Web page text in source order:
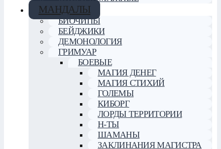
МАНДАЛЫ
БИОЧИПЫ
БЕЙДЖИКИ
ДЕМОНОЛОГИЯ
ГРИМУАР
БОЕВЫЕ
МАГИЯ ДЕНЕГ
МАГИЯ СТИХИЙ
ГОЛЕМЫ
КИБОРГ
ЛОРДЫ ТЕРРИТОРИИ
Н-ТЫ
ШАМАНЫ
ЗАКЛИНАНИЯ МАГИСТРА